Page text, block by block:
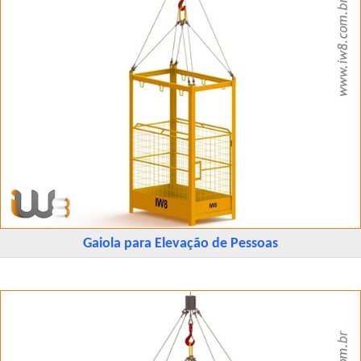
Gaiola para Elevação de Pessoas